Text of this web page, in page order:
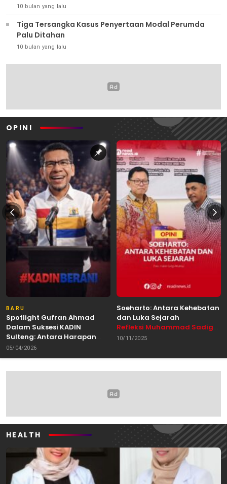
10 bulan yang lalu
Tiga Tersangka Kasus Penyertaan Modal Perumda
Palu Ditahan
10 bulan yang lalu
OPINI
BARU
Spotlight Gufran Ahmad
Dalam Suksesi KADIN
Sulteng: Antara Harapan
dan Kebutuhan Perubahan
05/04/2026
Soeharto: Antara Kehebatan
dan Luka Sejarah
Refleksi Muhammad Sadig
Alhabsyie, Akademisi UIN
10/11/2025
HEALTH